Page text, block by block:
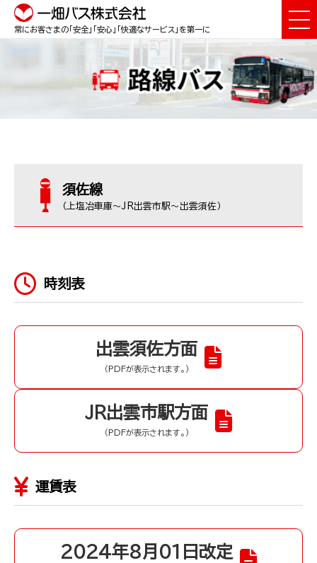
常にお客さまの「安全」「安心」「快適なサービス」を第一に
須佐線
（上塩冶車庫～JR出雲市駅～出雲須佐）
時刻表
出雲須佐方面
（PDFが表示されます。）
JR出雲市駅方面
（PDFが表示されます。）
運賃表
2024年8月01日改定